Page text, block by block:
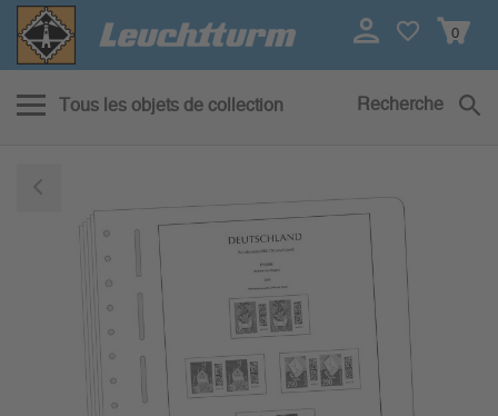
0
Tous les objets de collection Recherche